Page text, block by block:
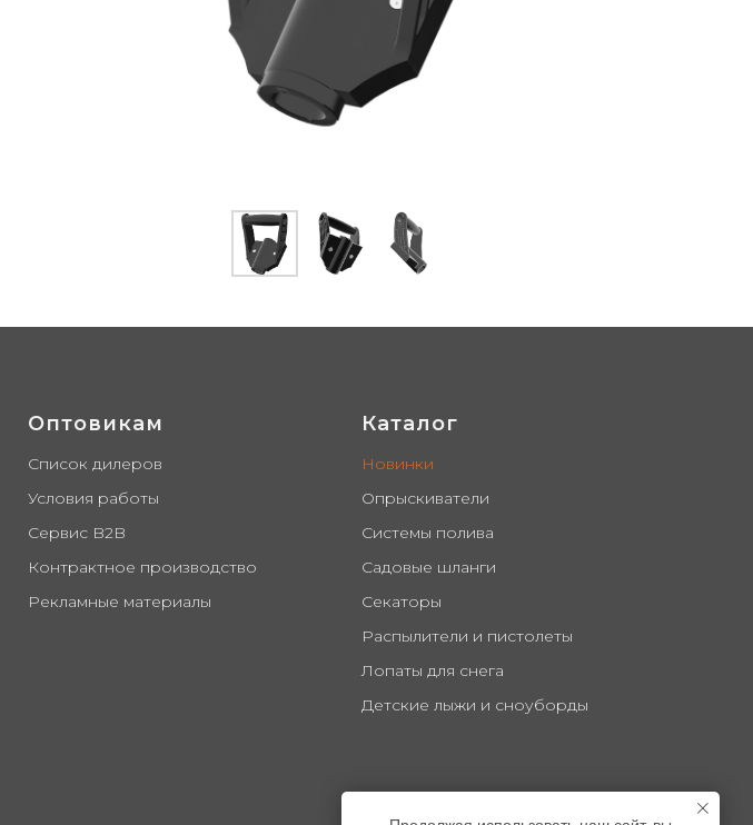
Оптовикам
Список дилеров
Условия работы
Сервис B2B
Контрактное производство
Рекламные материалы
Каталог
Новинки
Опрыскиватели
Системы полива
Садовые шланги
Секаторы
Распылители и пистолеты
Лопаты для снега
Детские лыжи и сноуборды